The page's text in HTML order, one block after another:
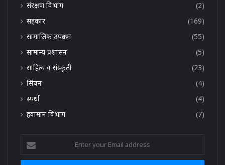
संरक्षण विभाग
(2)
सहकार
(169)
सामाजिक उपक्रम
(55)
सामान्य प्रशासन
(5)
साहित्य व संस्कृती
(23)
सिंचन
(4)
स्पर्धा
(4)
हवामान विभाग
(7)
your
Email